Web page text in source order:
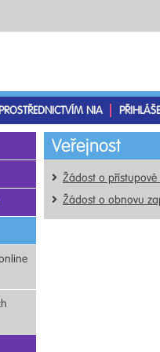
NIA
Veřejnost
Žádost o
Žádost o obnovu